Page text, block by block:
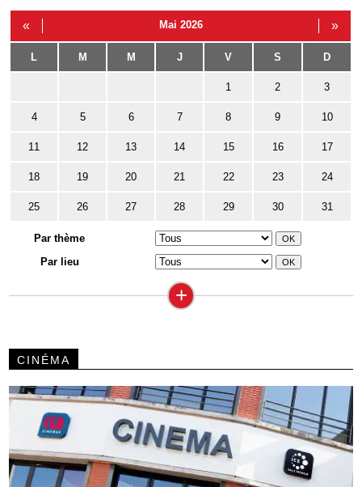
« Mai 2026 »
L M M J V S D
1 2 3
4 5 6 7 8 9 10
11 12 13 14 15 16 17
18 19 20 21 22 23 24
25 26 27 28 29 30 31
Par thème
Par lieu
+
CINÉMA